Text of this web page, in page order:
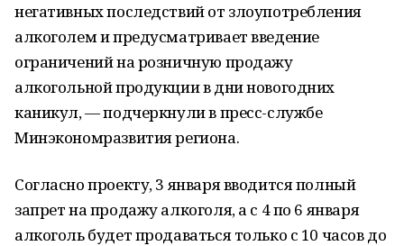
негативных последствий от злоупотребления
алкоголем и предусматривает введение
ограничений на розничную продажу
алкогольной продукции в дни новогодних
каникул, — подчеркнули в пресс-службе
Минэкономразвития региона.
Согласно проекту, 3 января вводится полный
запрет на продажу алкоголя, а с 4 по 6 января
алкоголь будет продаваться только с 10 часов до